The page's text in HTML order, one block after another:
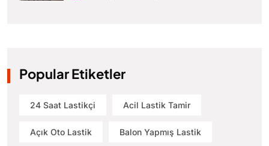
Popular Etiketler
24 Saat Lastikçi Acil Lastik Tamir
Açık Oto Lastik Balon Yapmış Lastik